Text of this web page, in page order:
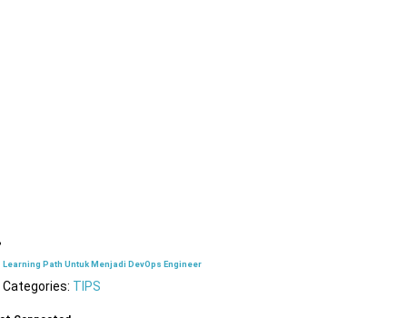
Learning Path Untuk Menjadi DevOps Engineer
Categories: TIPS